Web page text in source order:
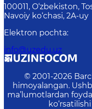
100011, O‘zbekiston,
Navoiy ko‘chasi, 2A-uy
Elektron pochta:
info@uzedu.uz
© 2001-2026
himoyalangan.
ma’lumotlardan